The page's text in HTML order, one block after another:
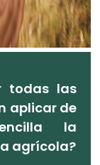
todas las
aplicar de
la
agrícola?